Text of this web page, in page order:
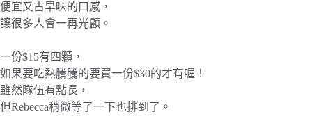
便宜又古早味的口感，
讓很多人會一再光顧。
一份$15有四顆，
如果要吃熱騰騰的要買一份$30的才有喔！
雖然隊伍有點長，
但Rebecca稍微等了一下也排到了。